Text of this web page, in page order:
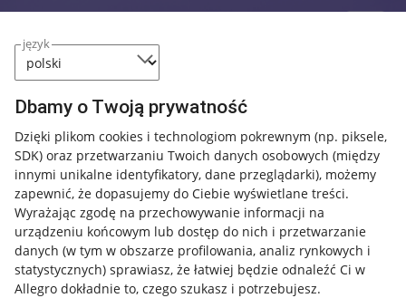
język
Dbamy o Twoją prywatność
Dzięki plikom cookies i technologiom pokrewnym (np. piksele,
SDK) oraz przetwarzaniu Twoich danych osobowych (między
innymi unikalne identyfikatory, dane przeglądarki), możemy
zapewnić, że dopasujemy do Ciebie wyświetlane treści.
Wyrażając zgodę na przechowywanie informacji na
urządzeniu końcowym lub dostęp do nich i przetwarzanie
danych (w tym w obszarze profilowania, analiz rynkowych i
statystycznych) sprawiasz, że łatwiej będzie odnaleźć Ci w
Allegro dokładnie to, czego szukasz i potrzebujesz.